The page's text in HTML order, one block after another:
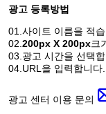
광고 등록방법
01.사이트 이름을 적
02.200px X 200px크
03.광고 시간을 선택
04.URL을 입력합니다.
광고 센터 이용 문의